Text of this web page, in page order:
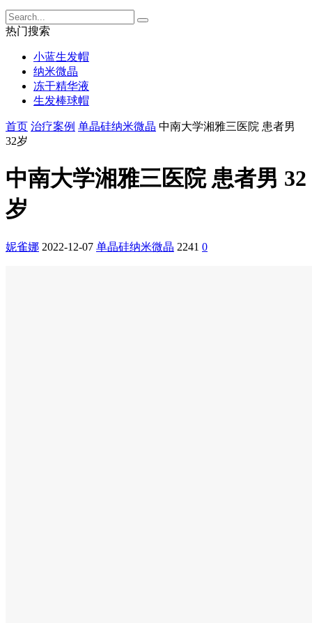
热门搜索
小蓝生发帽
纳米微晶
冻干精华液
生发棒球帽
首页 治疗案例 单晶硅纳米微晶 中南大学湘雅三医院 患者男
32岁
中南大学湘雅三医院 患者男 32
岁
妮雀娜 2022-12-07 单晶硅纳米微晶 2241 0